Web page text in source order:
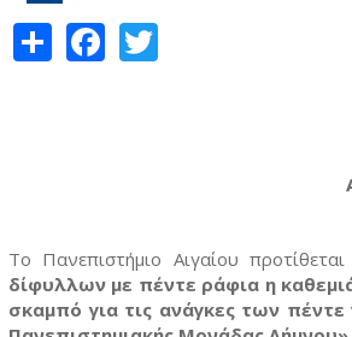
ShareFacebook
Το Πανεπιστήμιο Αιγαίου
δίφυλλων με πέντε ράφια η
σκαμπό για τις ανάγκες των